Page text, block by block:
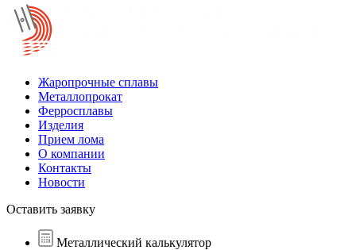
Жаропрочные сплавы
Металлопрокат
Ферросплавы
Изделия
Прием лома
О компании
Контакты
Новости
Оставить заявку
Металлический калькулятор